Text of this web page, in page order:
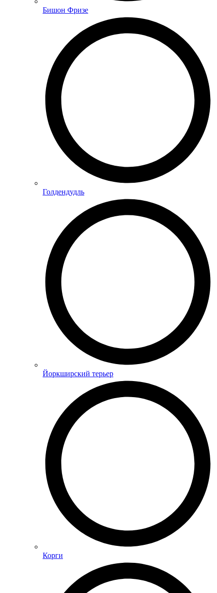
Бишон Фризе
Голдендудль
Йоркширский терьер
Корги